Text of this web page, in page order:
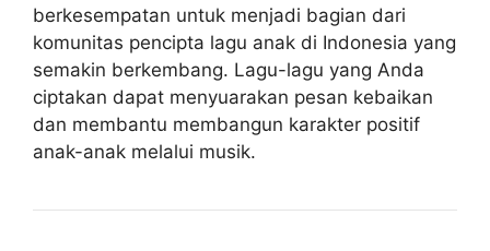
berkesempatan untuk menjadi bagian dari
komunitas pencipta lagu anak di Indonesia yang
semakin berkembang. Lagu-lagu yang Anda
ciptakan dapat menyuarakan pesan kebaikan
dan membantu membangun karakter positif
anak-anak melalui musik.